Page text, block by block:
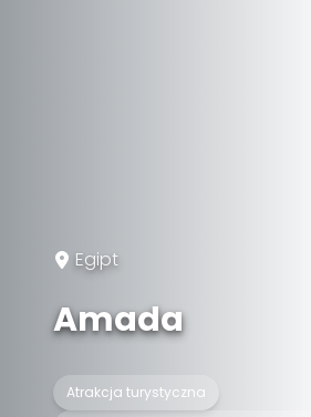
Egipt
Amada
Atrakcja turystyczna